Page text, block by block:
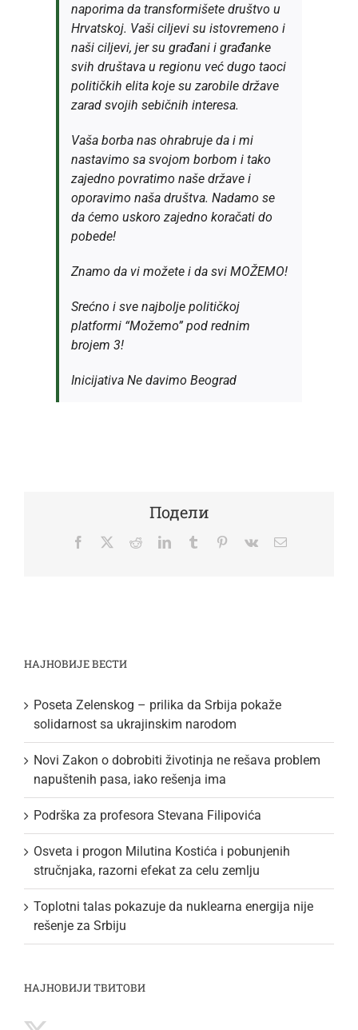
naporima da transformišete društvo u
Hrvatskoj. Vaši ciljevi su istovremeno i
naši ciljevi, jer su građani i građanke
svih društava u regionu već dugo taoci
političkih elita koje su zarobile države
zarad svojih sebičnih interesa.
Vaša borba nas ohrabruje da i mi
nastavimo sa svojom borbom i tako
zajedno povratimo naše države i
oporavimo naša društva. Nadamo se
da ćemo uskoro zajedno koračati do
pobede!
Znamo da vi možete i da svi MOŽEMO!
Srećno i sve najbolje političkoj
platformi “Možemo” pod rednim
brojem 3!
Inicijativa Ne davimo Beograd
Подели
Facebook
TwitterRedditLinkedInTumblr Pinterest
Vk Email
НАЈНОВИЈЕ ВЕСТИ
Poseta Zelenskog – prilika da Srbija pokaže
solidarnost sa ukrajinskim narodom
Novi Zakon o dobrobiti životinja ne rešava problem
napuštenih pasa, iako rešenja ima
Podrška za profesora Stevana Filipovića
Osveta i progon Milutina Kostića i pobunjenih
stručnjaka, razorni efekat za celu zemlju
Toplotni talas pokazuje da nuklearna energija nije
rešenje za Srbiju
НАЈНОВИЈИ ТВИТОВИ